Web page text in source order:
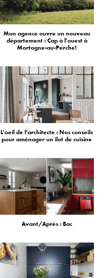
Mon agence ouvre un nouveau
département : Cap à l'ouest à
Mortagne-au-Perche!
L'oeil de l'architecte : Nos conseils
pour aménager un îlot de cuisine
Avant/Après : Bac